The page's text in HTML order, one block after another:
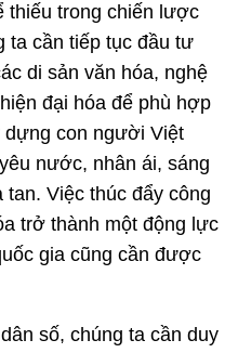
thiếu trong chiến lược
ta cần tiếp tục đầu tư
di sản văn hóa, nghệ
đại hóa để phù hợp
con người Việt
nước, nhân ái, sáng
Việc thúc đẩy công
trở thành một động lực
gia cũng cần được
số, chúng ta cần duy